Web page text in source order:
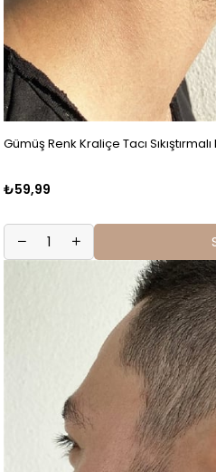
Gümüş Renk Kraliçe Tacı
₺59,99